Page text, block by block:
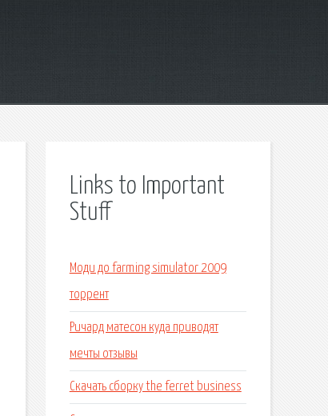
Links to Important
Stuff
Моди до farming simulator 2009
торрент
Ричард матесон куда приводят
мечты отзывы
Скачать сборку the ferret business